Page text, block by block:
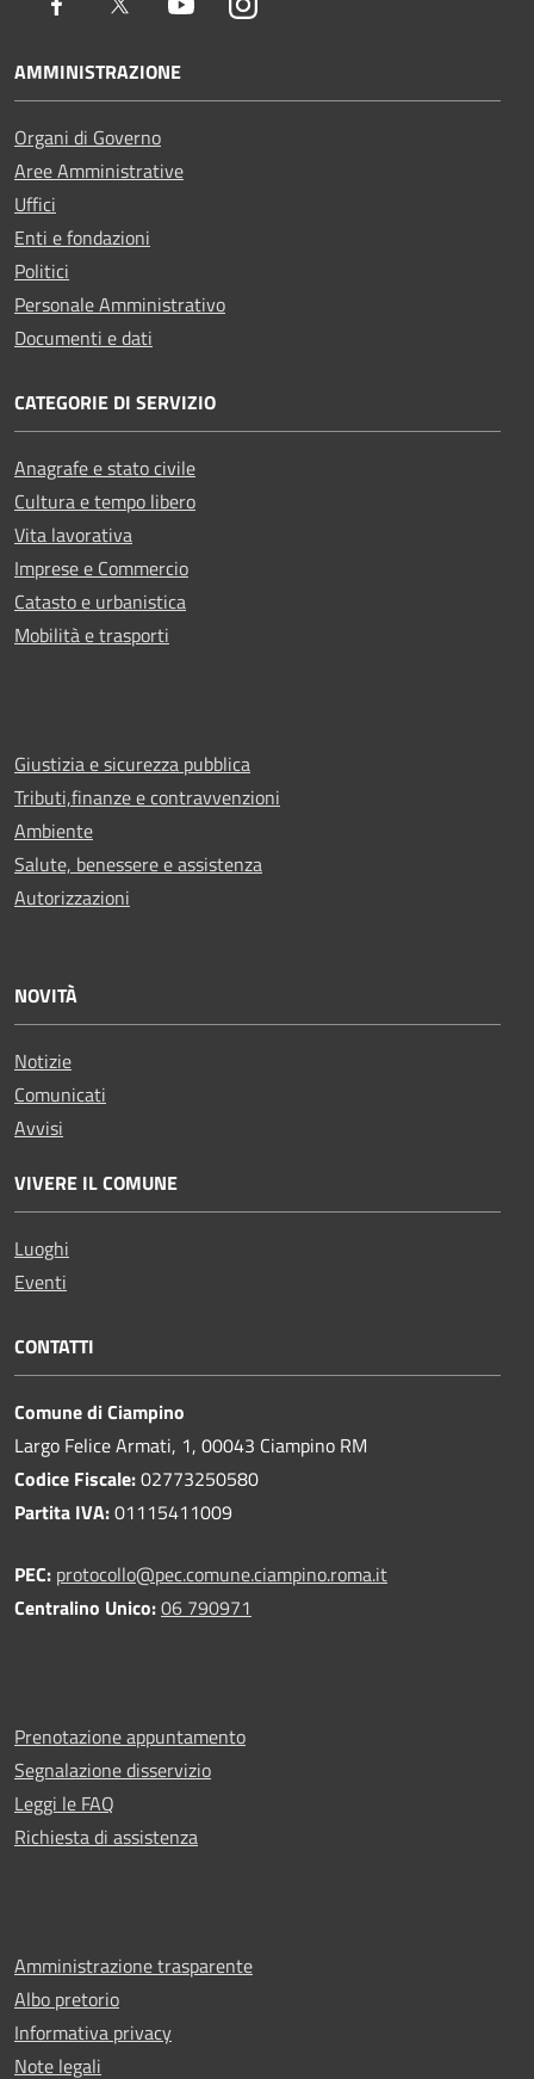
AMMINISTRAZIONE
Organi di Governo
Aree Amministrative
Uffici
Enti e fondazioni
Politici
Personale Amministrativo
Documenti e dati
CATEGORIE DI SERVIZIO
Anagrafe e stato civile
Cultura e tempo libero
Vita lavorativa
Imprese e Commercio
Catasto e urbanistica
Mobilità e trasporti
Giustizia e sicurezza pubblica
Tributi,finanze e contravvenzioni
Ambiente
Salute, benessere e assistenza
Autorizzazioni
NOVITÀ
Notizie
Comunicati
Avvisi
VIVERE IL COMUNE
Luoghi
Eventi
CONTATTI
Comune di Ciampino
Largo Felice Armati, 1, 00043 Ciampino RM
Codice Fiscale:02773250580
Partita IVA:01115411009
PEC: protocollo@pec.comune.ciampino.roma.it
Centralino Unico:06 790971
Prenotazione appuntamento
Segnalazione disservizio
Leggi le FAQ
Richiesta di assistenza
Amministrazione trasparente
Albo pretorio
Informativa privacy
Note legali